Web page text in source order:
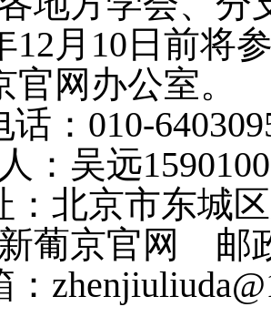
12 月 10 日前将
网办公室。
： 010-
人：吴远
：北京市东城
新葡京官网
邮
：